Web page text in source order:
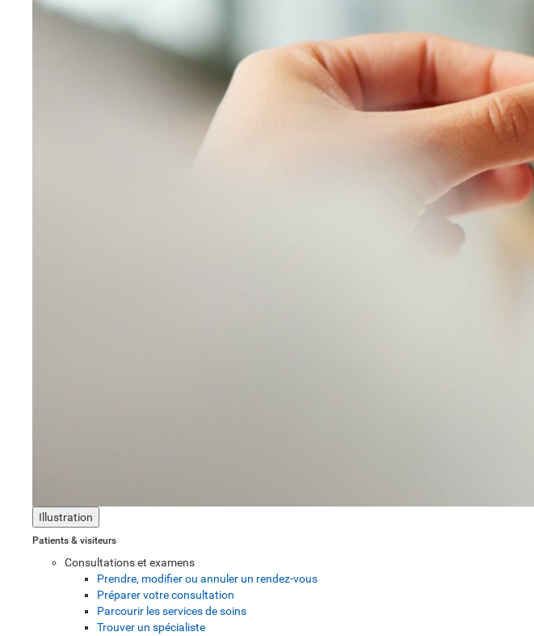
Illustration
Patients & visiteurs
Consultations et examens
Prendre, modifier ou annuler un rendez-vous
Préparer votre consultation
Parcourir les services de soins
Trouver un spécialiste